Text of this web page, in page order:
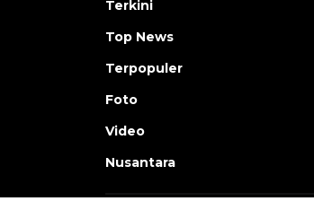
Terkini
Top News
Terpopuler
Foto
Video
Nusantara